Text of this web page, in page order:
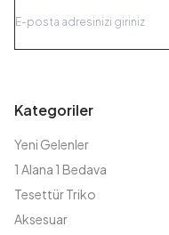
Kategoriler
Yeni Gelenler
1 Alana 1 Bedava
Tesettür Triko
Aksesuar